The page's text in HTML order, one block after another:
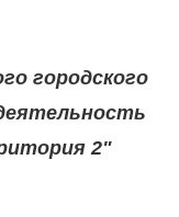
городского
2"